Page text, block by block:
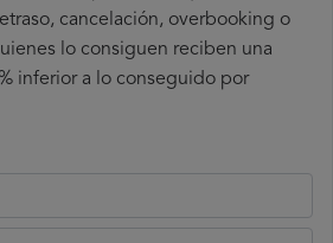
cancelación, overbooking o
lo consiguen reciben una
inferior a lo conseguido por